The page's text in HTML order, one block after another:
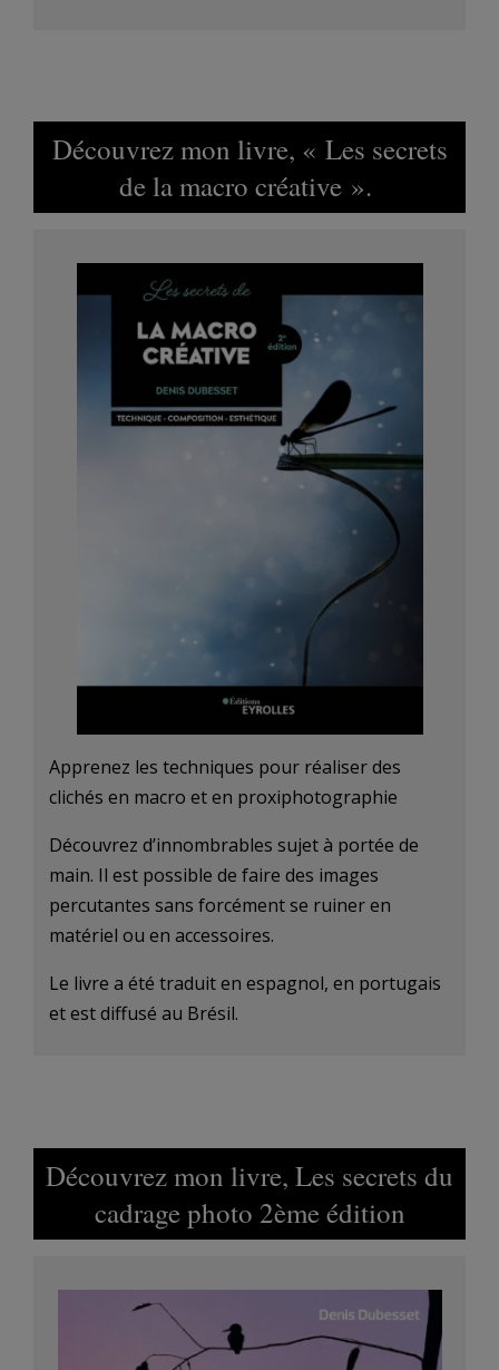
Découvrez mon livre, « Les secrets
de la macro créative ».
Apprenez les techniques pour réaliser des
clichés en macro et en proxiphotographie
Découvrez d’innombrables sujet à portée de
main. Il est possible de faire des images
percutantes sans forcément se ruiner en
matériel ou en accessoires.
Le livre a été traduit en espagnol, en portugais
et est diffusé au Brésil.
Découvrez mon livre, Les secrets du
cadrage photo 2ème édition